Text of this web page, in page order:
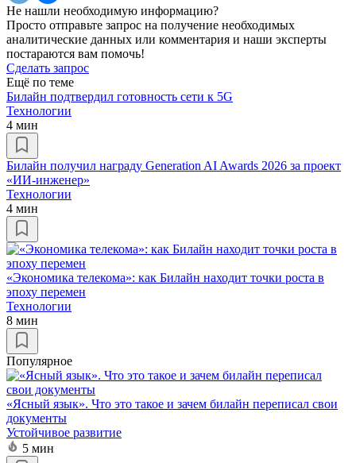
Не нашли необходимую информацию?
Просто отправьте запрос на получение необходимых
аналитические данных или комментария и наши эксперты
постараются вам помочь!
Сделать запрос
Ещё по теме
Билайн подтвердил готовность сети к 5G
Технологии
4 мин
Билайн получил награду Generation AI Awards 2026 за проект
«ИИ-инженер»
Технологии
4 мин
«Экономика телекома»: как Билайн находит точки роста в
эпоху перемен
Технологии
8 мин
Популярное
«Ясный язык». Что это такое и зачем билайн переписал свои
документы
Устойчивое развитие
5 мин